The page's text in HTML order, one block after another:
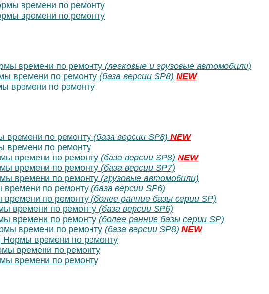
времени по ремонту
времени по ремонту
времени по ремонту (легковые и грузовые автомобили)
времени по ремонту (база версии SP8) NEW
времени по ремонту
времени по ремонту (база версии SP8) NEW
времени по ремонту
времени по ремонту (база версии SP8) NEW
времени по ремонту (база версии SP7)
времени по ремонту (грузовые автомобили)
времени по ремонту (база версии SP6)
времени по ремонту (более ранние базы серии SP)
времени по ремонту (база версии SP6)
времени по ремонту (более ранние базы серии SP)
времени по ремонту (база версии SP8) NEW
Нормы времени по ремонту
времени по ремонту
времени по ремонту